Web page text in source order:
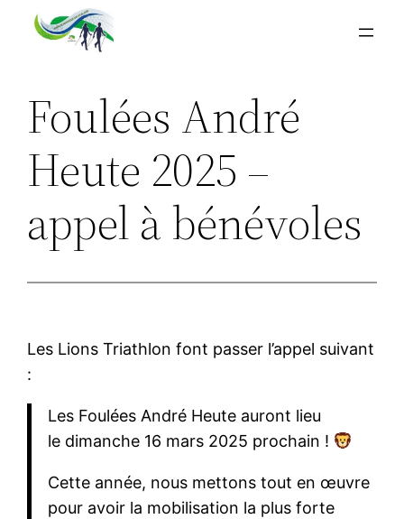
Aller
Foulées André
Heute 2025 –
appel à bénévoles
Les Lions Triathlon font passer l’appel suivant
:
Les Foulées André Heute auront lieu
le dimanche 16 mars 2025 prochain !
Cette année, nous mettons tout en œuvre
pour avoir la mobilisation la plus forte